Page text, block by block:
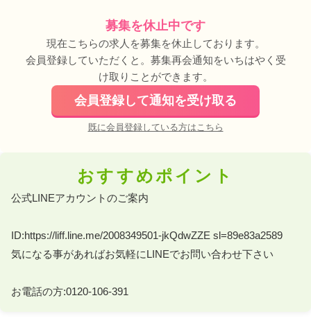
募集を休止中です
現在こちらの求人を募集を休止しております。
会員登録していただくと。募集再会通知をいちはやく受
け取りことができます。
会員登録して通知を受け取る
既に会員登録している方はこちら
おすすめポイント
公式LINEアカウントのご案内
ID:https://liff.line.me/2008349501-jkQdwZZE sl=89e83a2589
気になる事があればお気軽にLINEでお問い合わせ下さい
お電話の方:0120-106-391